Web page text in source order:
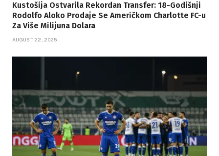
Kustošija Ostvarila Rekordan Transfer: 18-Godišnji
Rodolfo Aloko Prodaje Se Američkom Charlotte FC-u
Za Više Milijuna Dolara
AUGUST 22, 2025